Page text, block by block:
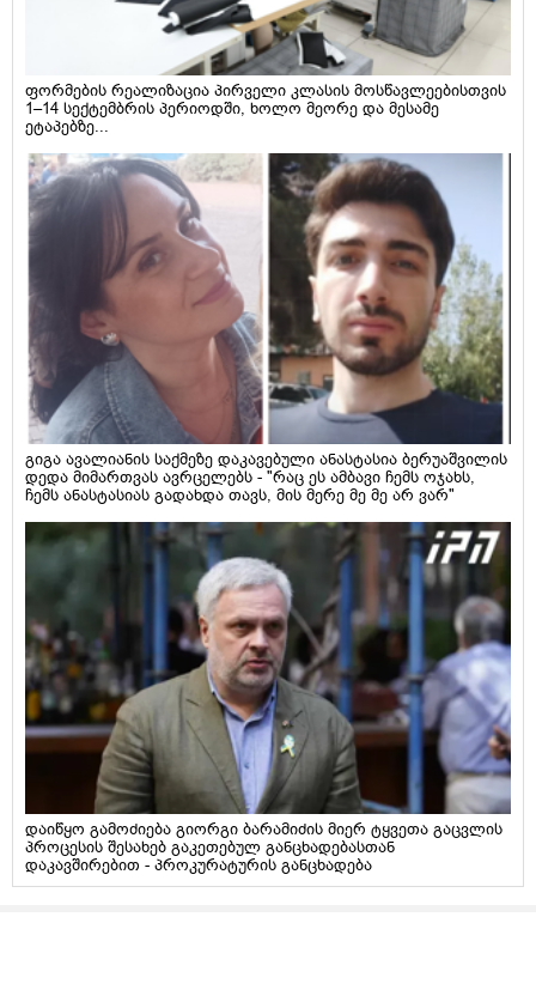
ფორმების რეალიზაცია პირველი კლასის მოსწავლეებისთვის
1–14 სექტემბრის პერიოდში, ხოლო მეორე და მესამე
ეტაპებზე...
გიგა ავალიანის საქმეზე დაკავებული ანასტასია ბერუაშვილის
დედა მიმართვას ავრცელებს - "რაც ეს ამბავი ჩემს ოჯახს,
ჩემს ანასტასიას გადახდა თავს, მის მერე მე მე არ ვარ"
დაიწყო გამოძიება გიორგი ბარამიძის მიერ ტყვეთა გაცვლის
პროცესის შესახებ გაკეთებულ განცხადებასთან
დაკავშირებით - პროკურატურის განცხადება